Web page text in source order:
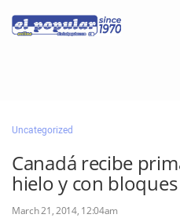
Classifieds
Categorías
Iniciar sesión con
Uncategorized
Canadá recibe
hielo y con
March 21, 2014, 12:04am